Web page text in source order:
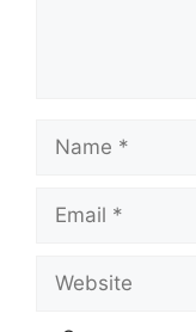
Name
Email
Website